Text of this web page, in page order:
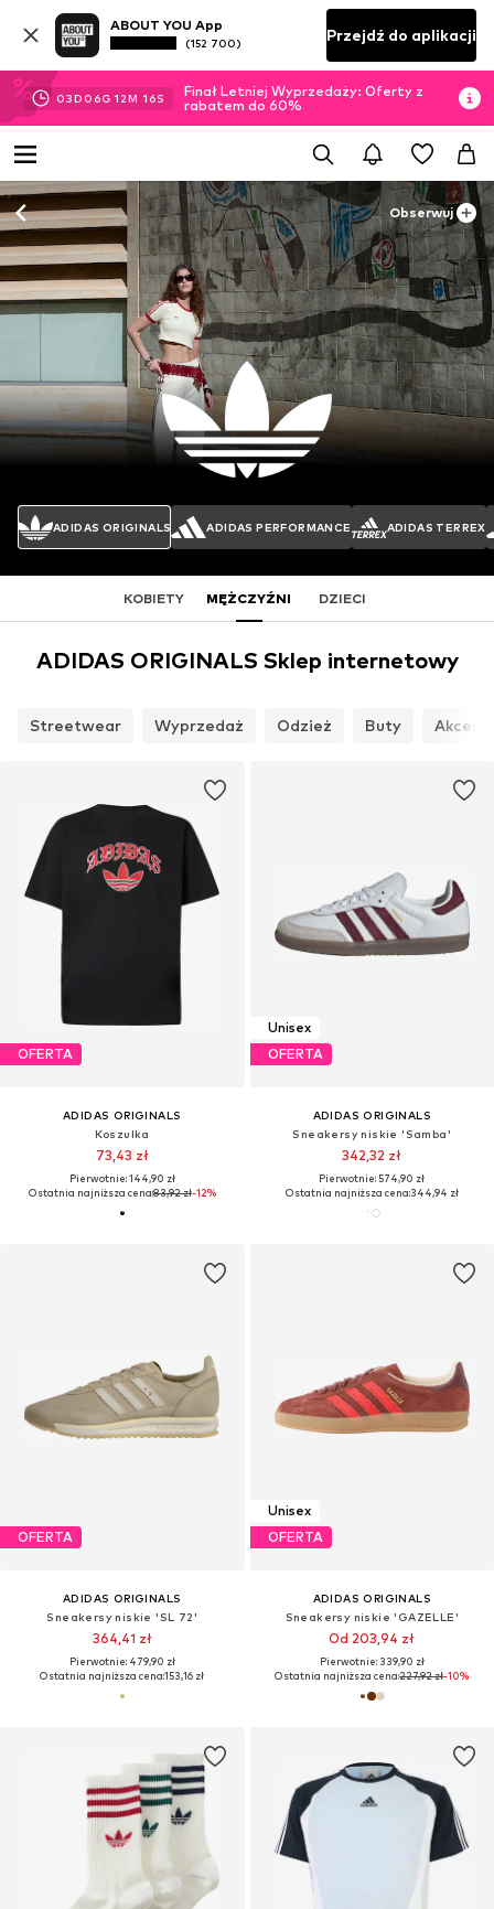
ABOUT YOU App
(152 700) Przejdź do aplikacji
03D 06G 12M 14S
Finał Letniej Wyprzedaży: Oferty z
rabatem do 60%
Obserwuj
ADIDAS ORIGINALS ADIDAS PERFORMANCE ADIDAS TERREX
KOBIETY MĘŻCZYŹNI DZIECI
ADIDAS ORIGINALS Sklep internetowy
Streetwear Wyprzedaż Odzież Buty
OFERTA
ADIDAS ORIGINALS
Koszulka
73,43 zł
Pierwotnie: 144,90 zł
Ostatnia najniższa cena:83,92 zł-12%
Unisex
OFERTA
ADIDAS ORIGINALS
Sneakersy niskie 'Samba'
342,32 zł
Pierwotnie: 574,90 zł
Ostatnia najniższa cena:344,94 zł
OFERTA
ADIDAS ORIGINALS
Sneakersy niskie 'SL 72'
364,41 zł
Pierwotnie: 479,90 zł
Ostatnia najniższa cena:153,16 zł
Unisex
OFERTA
ADIDAS ORIGINALS
Sneakersy niskie 'GAZELLE'
Od 203,94 zł
Pierwotnie: 339,90 zł
Ostatnia najniższa cena:227,92 zł-10%